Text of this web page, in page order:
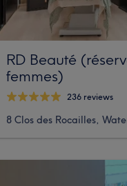
RD Beauté
femmes)
236 reviews
8 Clos des Rocailles,